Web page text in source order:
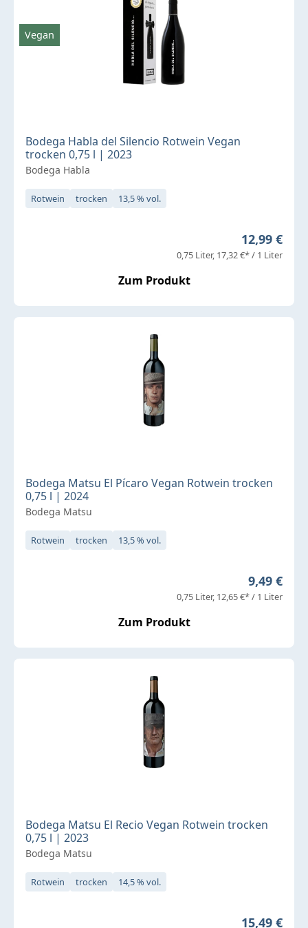
Bodega Habla del Silencio Rotwein Vegan
trocken 0,75 l | 2023
Bodega Habla
Rotwein trocken 13,5 % vol.
Regulärer
12,99 €
0,75 Liter 17,32 €* / 1 Liter
Zum Produkt
Vegan
Bodega Matsu El Pícaro Vegan Rotwein trocken
0,75 l | 2024
Bodega Matsu
Rotwein trocken 13,5 % vol.
Regulärer
9,49 €
0,75 Liter 12,65 €* / 1 Liter
Zum Produkt
Bodega Matsu El Recio Vegan Rotwein trocken
0,75 l | 2023
Bodega Matsu
Rotwein trocken 14,5 % vol.
Regulärer
15,49 €